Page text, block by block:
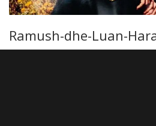
Ramush-dhe-Luan-